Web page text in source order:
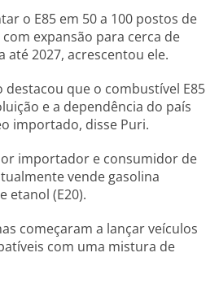
o E85 em 50 a 100 postos de
expansão para cerca de
até 2027, acrescentou ele.
que o combustível E85
e a dependência do país
importado, disse Puri.
importador e consumidor de
vende gasolina
etanol (E20).
começaram a lançar veículos
com uma mistura de